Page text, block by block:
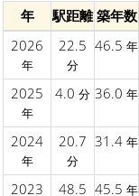
年 駅距離 築年数
2026
年
22.5
分
46.5 年
2025
年
4.0 分 36.0 年
2024
年
20.7
分
31.4 年
2023 48.5 45.5 年